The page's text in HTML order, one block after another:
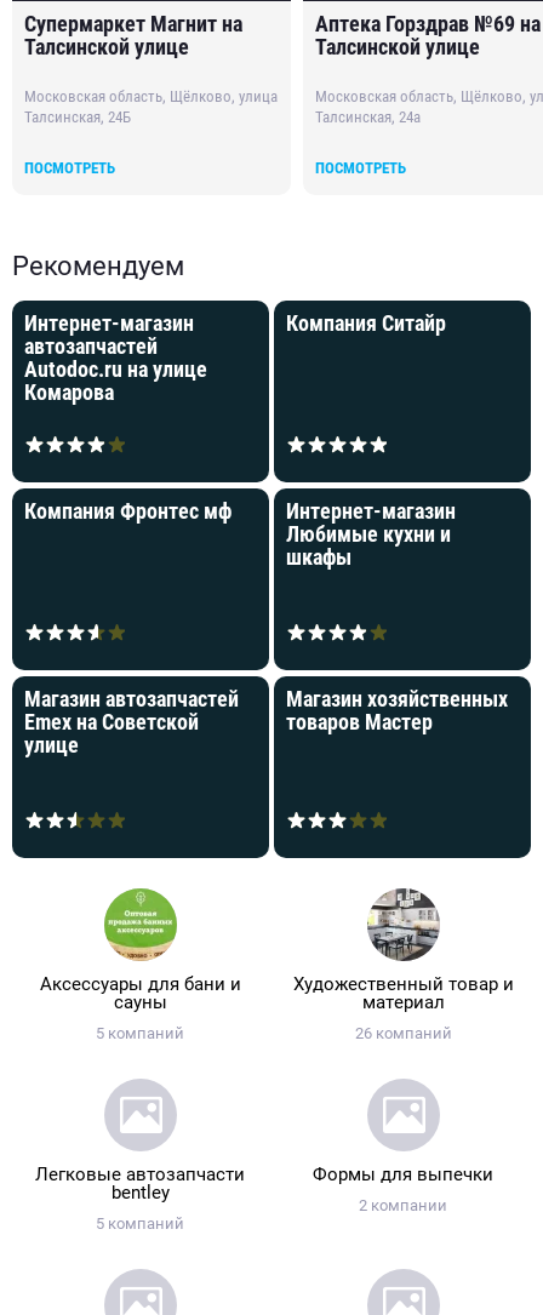
Супермаркет Магнит на
Талсинской улице
Московская область, Щёлково, улица
Талсинская, 24Б
ПОСМОТРЕТЬ
Аптека Горздрав №69 на
Талсинской улице
Московская область, Щёлково,
Талсинская, 24а
ПОСМОТРЕТЬ
Рекомендуем
Интернет-магазин
автозапчастей
Autodoc.ru на улице
Комарова
Компания Ситайр
Компания Фронтес мф
Интернет-магазин
Любимые кухни и
шкафы
Магазин автозапчастей
Emex на Советской
улице
Магазин хозяйственных
товаров Мастер
Аксессуары для бани и
сауны
5 компаний
Художественный товар и
материал
26 компаний
Легковые автозапчасти
bentley
5 компаний
Формы для выпечки
2 компании